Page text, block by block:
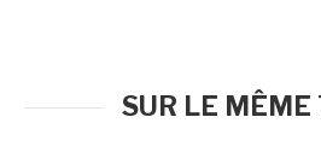
SUR LE MÊME